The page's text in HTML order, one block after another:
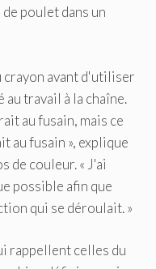
poulet dans un
crayon avant d'utiliser
au travail à la chaîne.
au fusain, mais ce
au fusain », explique
de couleur. « J'ai
possible afin que
qui se déroulait. »
rappellent celles du